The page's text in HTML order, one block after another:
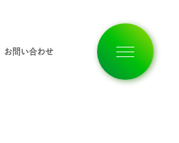
お問い合わせ